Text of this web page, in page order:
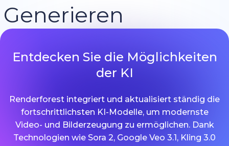
Generieren
Entdecken Sie die Möglichkeiten
der KI
Renderforest integriert und aktualisiert ständig die
fortschrittlichsten KI-Modelle, um modernste
Video- und Bilderzeugung zu ermöglichen. Dank
Technologien wie Sora 2, Google Veo 3.1, Kling 3.0